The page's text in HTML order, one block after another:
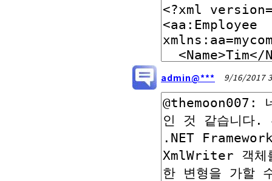
admin@*** 9/16/2017